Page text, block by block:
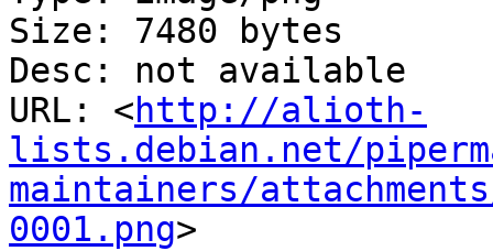
Size: 7480 bytes
Desc: not available
URL: <http://alioth-
lists.debian.net/
maintainers/
0001.png